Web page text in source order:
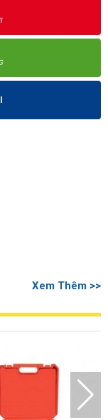
Xem Thêm >>